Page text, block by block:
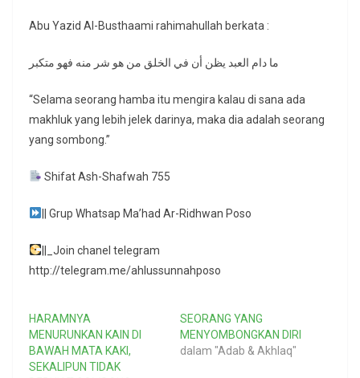
Abu Yazid Al-Busthaami rahimahullah berkata :
ما دام العبد يظن أن في الخلق من هو شر منه فهو متكبر
“Selama seorang hamba itu mengira kalau di sana ada
makhluk yang lebih jelek darinya, maka dia adalah seorang
yang sombong.”
Shifat Ash-Shafwah 755
|| Grup Whatsap Ma’had Ar-Ridhwan Poso
||_Join chanel telegram
http://telegram.me/ahlussunnahposo
HARAMNYA
MENURUNKAN KAIN DI
BAWAH MATA KAKI,
SEKALIPUN TIDAK
SEORANG YANG
MENYOMBONGKAN DIRI
dalam "Adab & Akhlaq"